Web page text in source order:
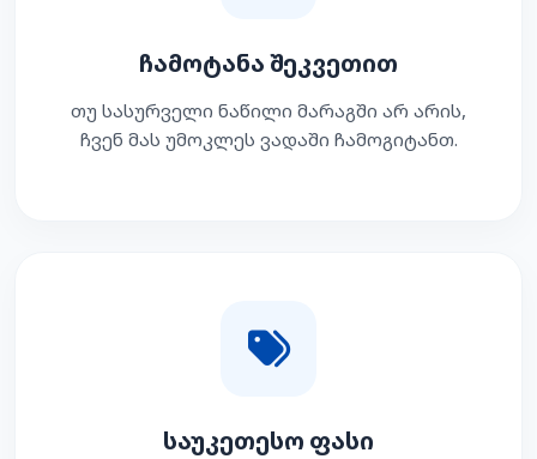
ჩამოტანა შეკვეთით
თუ სასურველი ნაწილი მარაგში არ არის,
ჩვენ მას უმოკლეს ვადაში ჩამოგიტანთ.
საუკეთესო ფასი